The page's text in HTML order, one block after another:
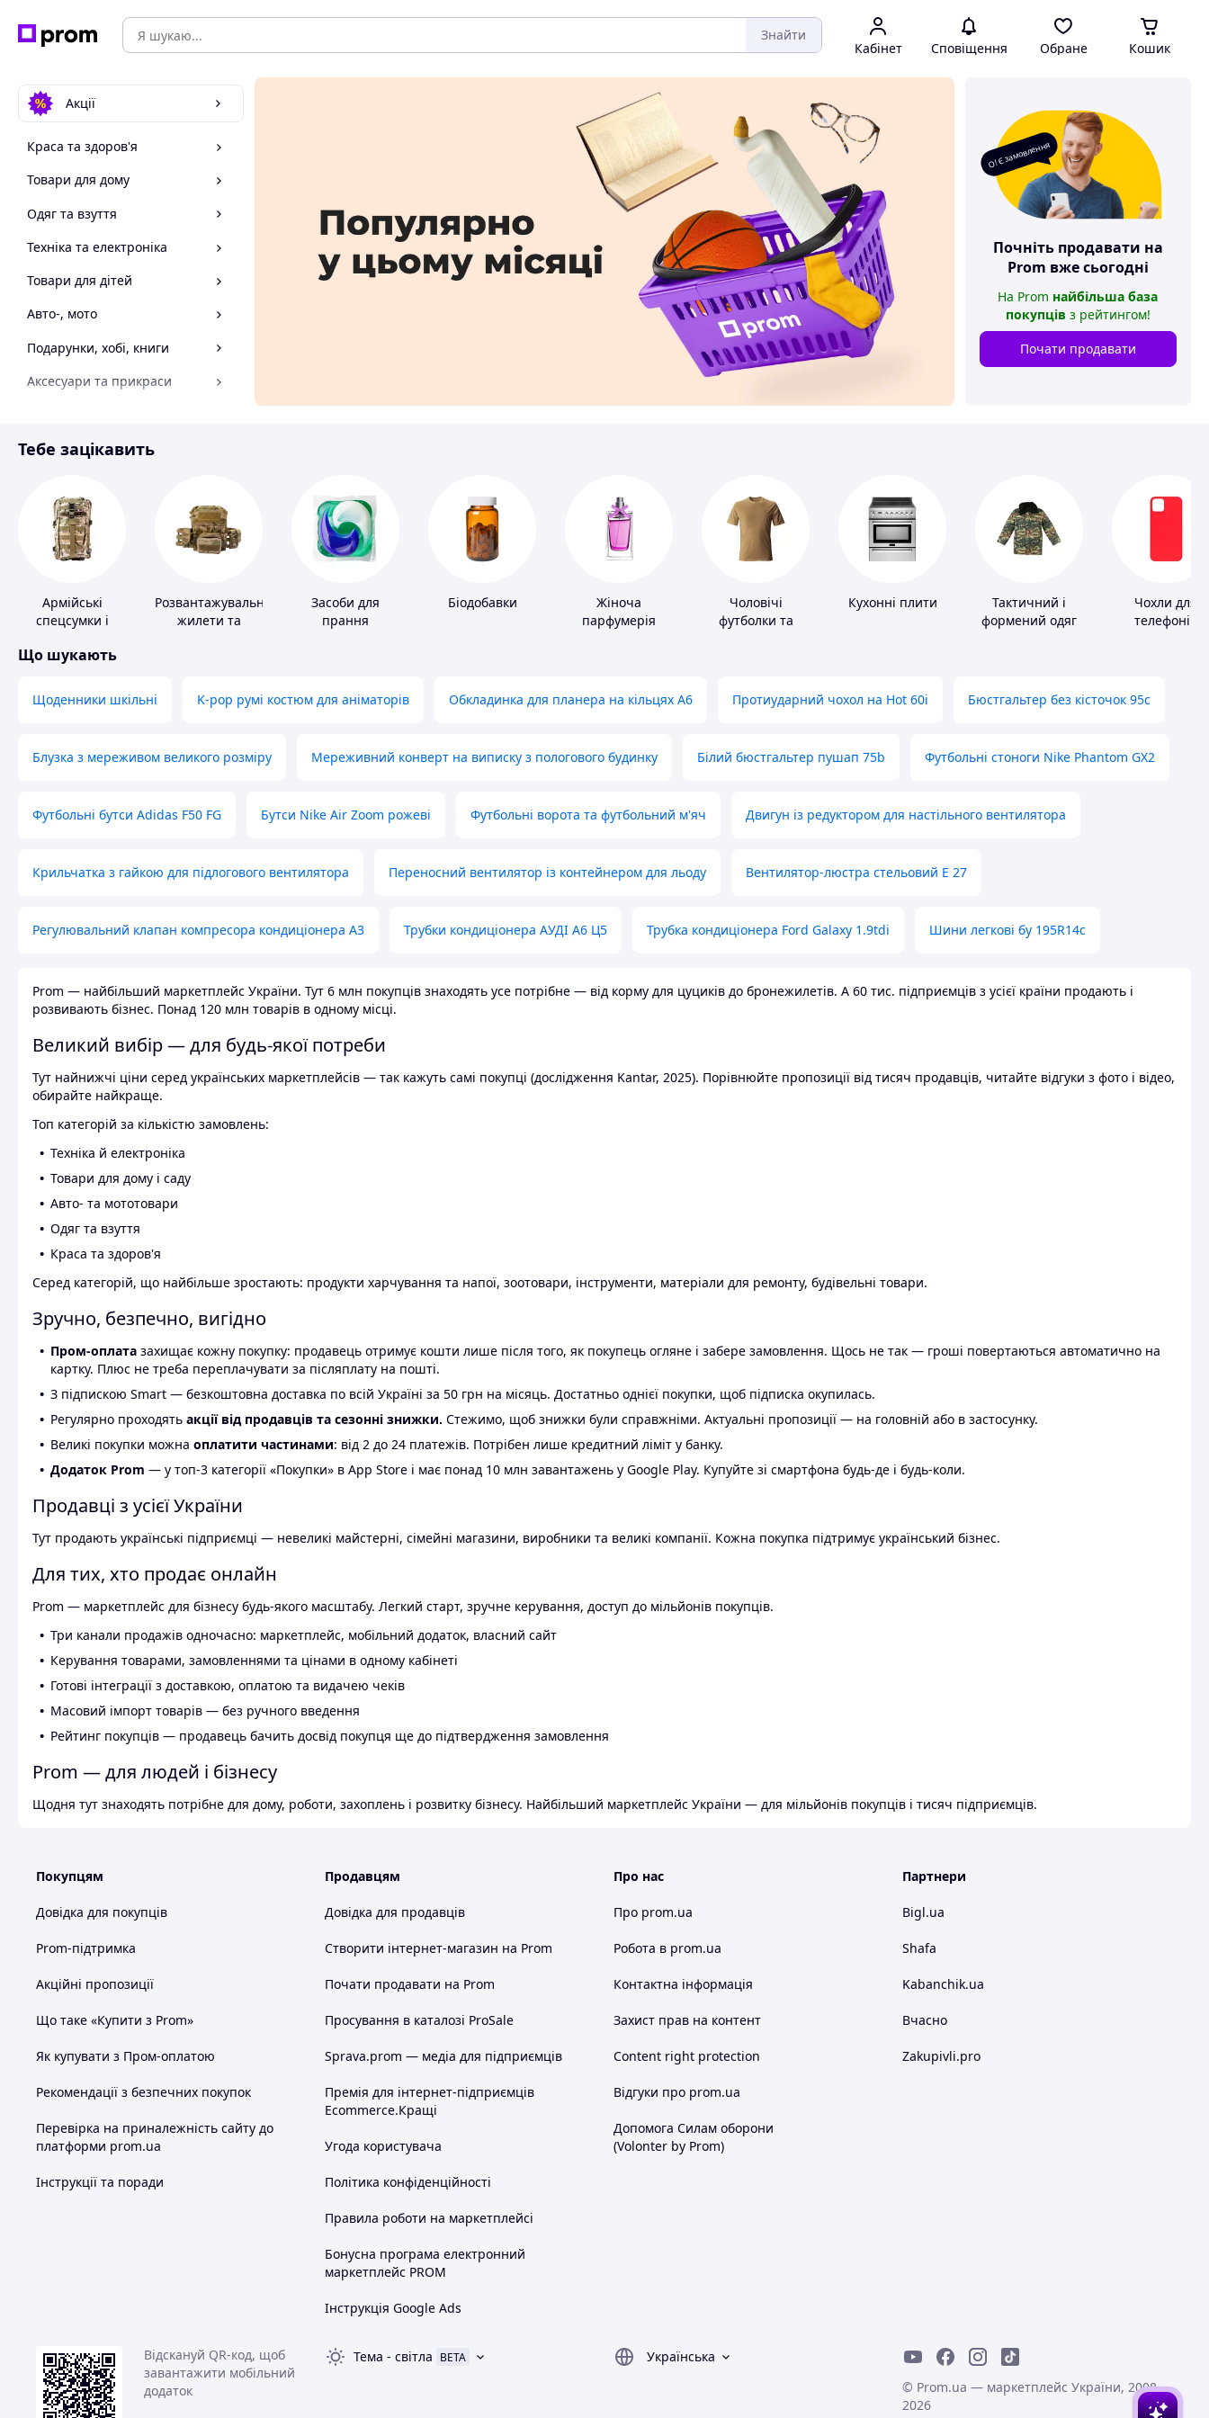
Знайти
Кабінет Сповіщення Обране Кошик
Акції
Краса та здоров'я
Товари для дому
Одяг та взуття
Техніка та електроніка
Товари для дітей
Авто-, мото
Подарунки, хобі, книги
Аксесуари та прикраси
Спорт і відпочинок
О! Є замовлення
Почніть продавати на
Prom вже сьогодні
На Prom найбільша база
покупців з рейтингом!
Почати продавати
Тебе зацікавить
Армійські
спецсумки і
Розвантажувальні
жилети та
Засоби для
прання
Біодобавки
Жіноча
парфумерія
Чоловічі
футболки та
Кухонні плити
Тактичний і
формений одяг
Чохли для
телефонів
Що шукають
Щоденники шкільні K-pop румі костюм для аніматорів Обкладинка для планера на кільцях А6 Протиударний чохол на Hot 60i Бюстгальтер без кісточок 95с
Блузка з мереживом великого розміру Мереживний конверт на виписку з пологового будинку Білий бюстгальтер пушап 75b Футбольні стоноги Nike Phantom GX2
Футбольні бутси Adidas F50 FG Бутси Nike Air Zoom рожеві Футбольні ворота та футбольний м'яч Двигун із редуктором для настільного вентилятора
Крильчатка з гайкою для підлогового вентилятора Переносний вентилятор із контейнером для льоду Вентилятор-люстра стельовий E 27
Регулювальний клапан компресора кондиціонера А3 Трубки кондиціонера АУДІ А6 Ц5 Трубка кондиціонера Ford Galaxy 1.9tdi Шини легкові бу 195R14c
Prom — найбільший маркетплейс України. Тут 6 млн покупців знаходять усе потрібне — від корму для цуциків до бронежилетів. А 60 тис. підприємців з усієї країни продають і
розвивають бізнес. Понад 120 млн товарів в одному місці.
Великий вибір — для будь-якої потреби
Тут найнижчі ціни серед українських маркетплейсів — так кажуть самі покупці (дослідження Kantar, 2025). Порівнюйте пропозиції від тисяч продавців, читайте відгуки з фото і відео,
обирайте найкраще.
Топ категорій за кількістю замовлень:
Техніка й електроніка
Товари для дому і саду
Авто- та мототовари
Одяг та взуття
Краса та здоров'я
Серед категорій, що найбільше зростають: продукти харчування та напої, зоотовари, інструменти, матеріали для ремонту, будівельні товари.
Зручно, безпечно, вигідно
Пром-оплата захищає кожну покупку: продавець отримує кошти лише після того, як покупець огляне і забере замовлення. Щось не так — гроші повертаються автоматично на
картку. Плюс не треба переплачувати за післяплату на пошті.
З підпискою Smart — безкоштовна доставка по всій Україні за 50 грн на місяць. Достатньо однієї покупки, щоб підписка окупилась.
Регулярно проходять акції від продавців та сезонні знижки. Стежимо, щоб знижки були справжніми. Актуальні пропозиції — на головній або в застосунку.
Великі покупки можна оплатити частинами: від 2 до 24 платежів. Потрібен лише кредитний ліміт у банку.
Додаток Prom — у топ-3 категорії «Покупки» в App Store і має понад 10 млн завантажень у Google Play. Купуйте зі смартфона будь-де і будь-коли.
Продавці з усієї України
Тут продають українські підприємці — невеликі майстерні, сімейні магазини, виробники та великі компанії. Кожна покупка підтримує український бізнес.
Для тих, хто продає онлайн
Prom — маркетплейс для бізнесу будь-якого масштабу. Легкий старт, зручне керування, доступ до мільйонів покупців.
Три канали продажів одночасно: маркетплейс, мобільний додаток, власний сайт
Керування товарами, замовленнями та цінами в одному кабінеті
Готові інтеграції з доставкою, оплатою та видачею чеків
Масовий імпорт товарів — без ручного введення
Рейтинг покупців — продавець бачить досвід покупця ще до підтвердження замовлення
Prom — для людей і бізнесу
Щодня тут знаходять потрібне для дому, роботи, захоплень і розвитку бізнесу. Найбільший маркетплейс України — для мільйонів покупців і тисяч підприємців.
Покупцям
Довідка для покупців
Prom-підтримка
Акційні пропозиції
Що таке «Купити з Prom»
Як купувати з Пром-оплатою
Рекомендації з безпечних покупок
Перевірка на приналежність сайту до
платформи prom.ua
Інструкції та поради
Продавцям
Довідка для продавців
Створити інтернет-магазин на Prom
Почати продавати на Prom
Просування в каталозі ProSale
Sprava.prom — медіа для підприємців
Премія для інтернет-підприємців
Ecommerce.Кращі
Угода користувача
Політика конфіденційності
Правила роботи на маркетплейсі
Бонусна програма електронний
маркетплейс PROM
Інструкція Google Ads
Про нас
Про prom.ua
Робота в prom.ua
Контактна інформація
Захист прав на контент
Content right protection
Відгуки про prom.ua
Допомога Силам оборони
(Volonter by Prom)
Партнери
Bigl.ua
Shafa
Kabanchik.ua
Вчасно
Zakupivli.pro
Відскануй QR-код, щоб
завантажити мобільний
додаток
Тема - світла BETA
Українська
© Prom.ua — маркетплейс України, 2008-
2026